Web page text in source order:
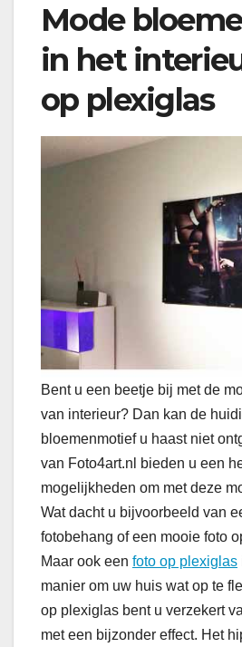
Mode
in het
op plexiglas
Bent u een beetje bij met de
van interieur? Dan kan de
bloemenmotief u haast niet
van Foto4art.nl bieden u een
mogelijkheden om met deze
Wat dacht u bijvoorbeeld van
fotobehang of een mooie foto
Maar ook een foto op plexiglas
manier om uw huis wat op te
op plexiglas bent u verzekert
met een bijzonder effect. Het